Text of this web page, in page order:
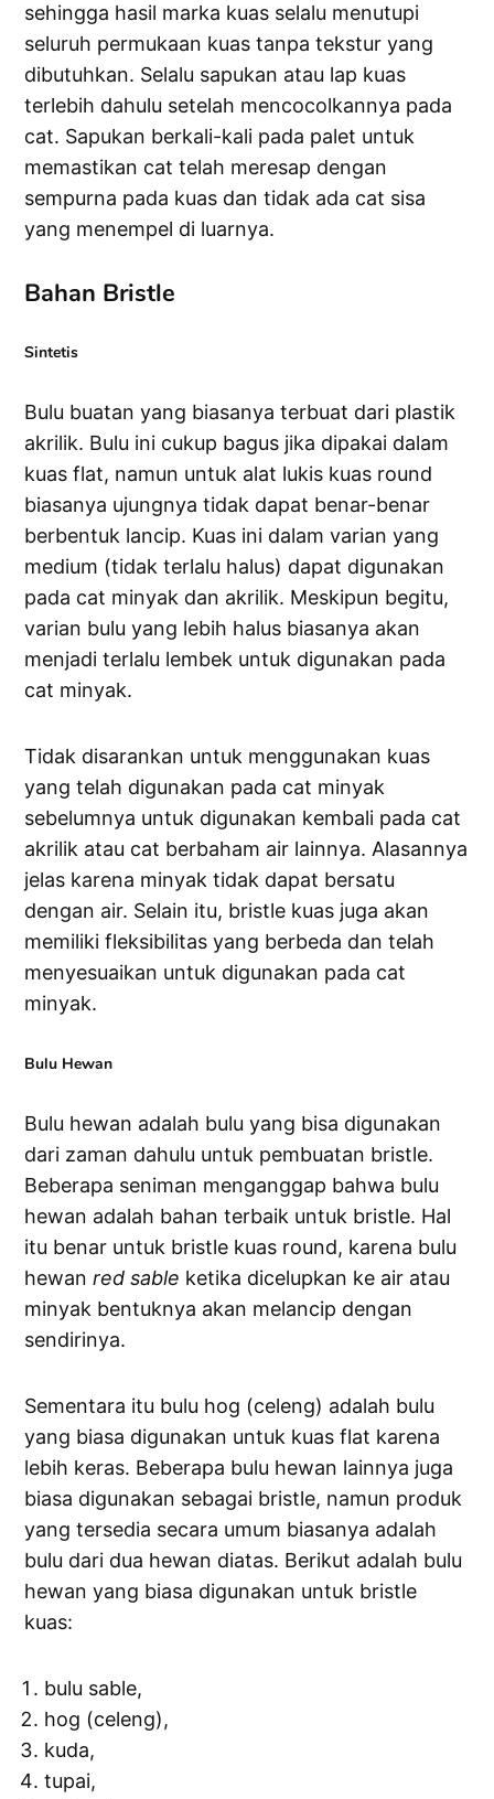
sehingga hasil marka kuas selalu menutupi
seluruh permukaan kuas tanpa tekstur yang
dibutuhkan. Selalu sapukan atau lap kuas
terlebih dahulu setelah mencocolkannya pada
cat. Sapukan berkali-kali pada palet untuk
memastikan cat telah meresap dengan
sempurna pada kuas dan tidak ada cat sisa
yang menempel di luarnya.
Bahan Bristle
Sintetis
Bulu buatan yang biasanya terbuat dari plastik
akrilik. Bulu ini cukup bagus jika dipakai dalam
kuas flat, namun untuk alat lukis kuas round
biasanya ujungnya tidak dapat benar-benar
berbentuk lancip. Kuas ini dalam varian yang
medium (tidak terlalu halus) dapat digunakan
pada cat minyak dan akrilik. Meskipun begitu,
varian bulu yang lebih halus biasanya akan
menjadi terlalu lembek untuk digunakan pada
cat minyak.
Tidak disarankan untuk menggunakan kuas
yang telah digunakan pada cat minyak
sebelumnya untuk digunakan kembali pada cat
akrilik atau cat berbaham air lainnya. Alasannya
jelas karena minyak tidak dapat bersatu
dengan air. Selain itu, bristle kuas juga akan
memiliki fleksibilitas yang berbeda dan telah
menyesuaikan untuk digunakan pada cat
minyak.
Bulu Hewan
Bulu hewan adalah bulu yang bisa digunakan
dari zaman dahulu untuk pembuatan bristle.
Beberapa seniman menganggap bahwa bulu
hewan adalah bahan terbaik untuk bristle. Hal
itu benar untuk bristle kuas round, karena bulu
hewanred sable ketika dicelupkan ke air atau
minyak bentuknya akan melancip dengan
sendirinya.
Sementara itu bulu hog (celeng) adalah bulu
yang biasa digunakan untuk kuas flat karena
lebih keras. Beberapa bulu hewan lainnya juga
biasa digunakan sebagai bristle, namun produk
yang tersedia secara umum biasanya adalah
bulu dari dua hewan diatas. Berikut adalah bulu
hewan yang biasa digunakan untuk bristle
kuas:
bulu sable,
hog (celeng),
kuda,
tupai,